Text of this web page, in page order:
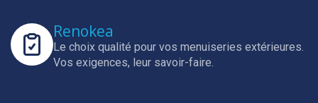
Renokea
Le choix qualité pour vos menuiseries extérieures.
Vos exigences, leur savoir-faire.